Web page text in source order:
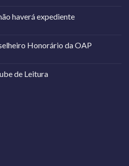
haverá expediente
Honorário da OAP
de Leitura